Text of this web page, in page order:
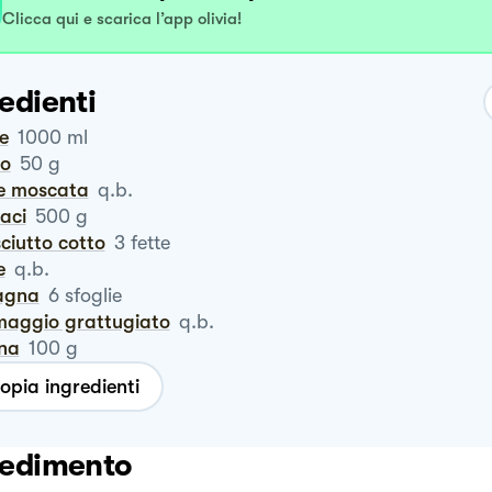
Clicca qui e scarica l’app olivia!
1000 ml
50 g
moscata q.b.
500 g
cotto 3 fette
q.b.
6 sfoglie
grattugiato q.b.
100 g
ingredienti